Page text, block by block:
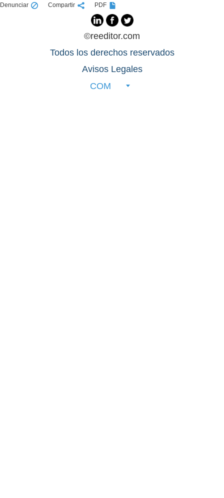
Denunciar Compartir PDF
©reeditor.com
Todos los derechos reservados
Avisos Legales